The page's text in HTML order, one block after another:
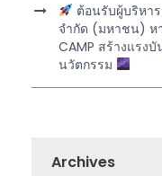
ต้อนรับผู้บริหา
จำกัด (มหาชน) หา
CAMP สร้างแรง
นวัตกรรม
Archives